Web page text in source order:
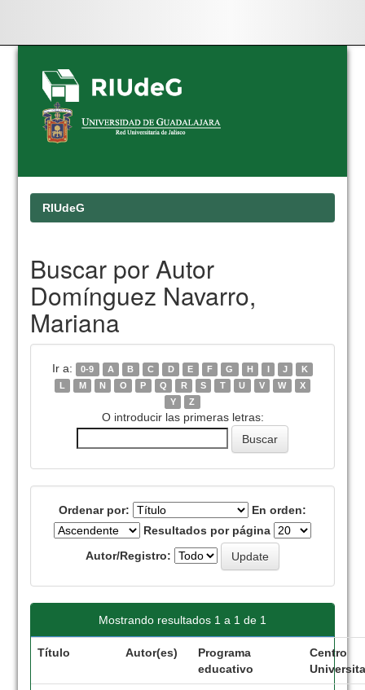
Skip
navigation
RIUdeG
Buscar por Autor
Domínguez Navarro,
Mariana
Ir a: 0-9 A B C D E F G H I J
K
L
M N O P Q R S T U V W
X
Y
Z
O introducir las primeras letras:
Ordenar por:
En orden:
Resultados por página
Autor/Registro:
Mostrando resultados 1 a 1 de 1
Título Autor(es)
Programa
educativo
Centro